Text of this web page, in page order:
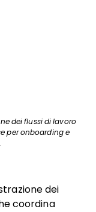
dei flussi di lavoro
per onboarding e
dei
coordina